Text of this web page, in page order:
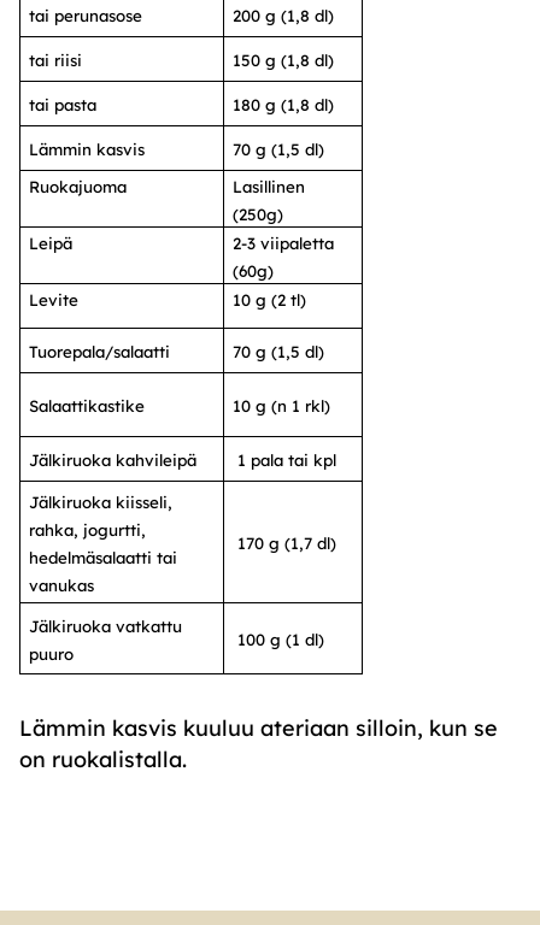
tai perunasose 200 g (1,8 dl)
tai riisi 150 g (1,8 dl)
tai pasta 180 g (1,8 dl)
Lämmin kasvis
70 g (1,5 dl)
Ruokajuoma
Lasillinen
(250g)
Leipä
2-3 viipaletta
(60g)
Levite
10 g (2 tl)
Tuorepala/salaatti 70 g (1,5 dl)
Salaattikastike 10 g (n 1 rkl)
Jälkiruoka kahvileipä 1 pala tai kpl
Jälkiruoka kiisseli,
rahka, jogurtti,
hedelmäsalaatti tai
vanukas
170 g (1,7 dl)
Jälkiruoka vatkattu
puuro
100 g (1 dl)
Lämmin kasvis kuuluu ateriaan silloin, kun se
on ruokalistalla.